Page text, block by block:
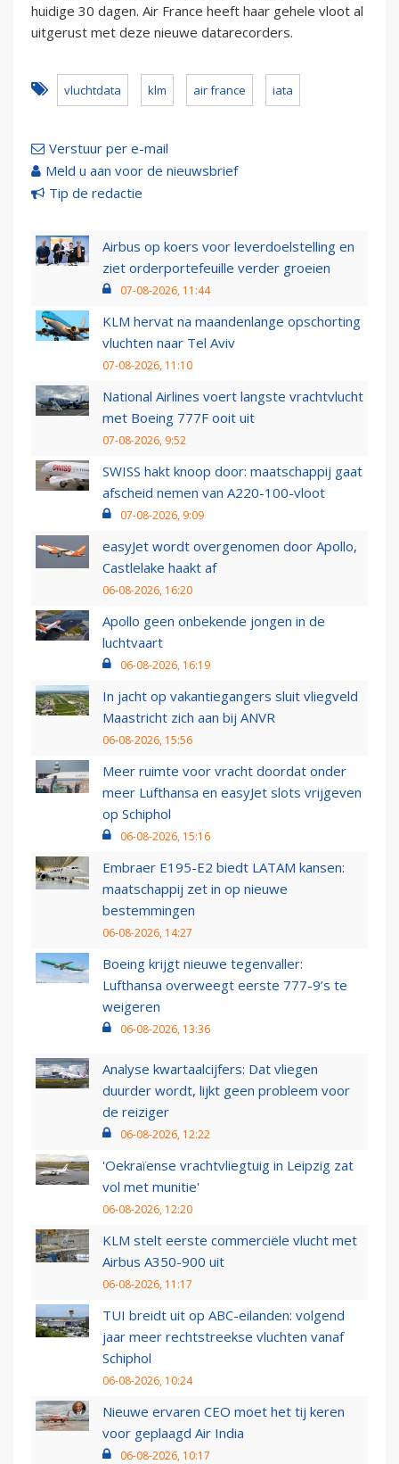
huidige 30 dagen. Air France heeft haar gehele vloot al
uitgerust met deze nieuwe datarecorders.
vluchtdata klm air france iata
Verstuur per e-mail
Meld u aan voor de nieuwsbrief
Tip de redactie
Airbus op koers voor leverdoelstelling en
ziet orderportefeuille verder groeien
07-08-2026, 11:44
KLM hervat na maandenlange opschorting
vluchten naar Tel Aviv
07-08-2026, 11:10
National Airlines voert langste vrachtvlucht
met Boeing 777F ooit uit
07-08-2026, 9:52
SWISS hakt knoop door: maatschappij gaat
afscheid nemen van A220-100-vloot
07-08-2026, 9:09
easyJet wordt overgenomen door Apollo,
Castlelake haakt af
06-08-2026, 16:20
Apollo geen onbekende jongen in de
luchtvaart
06-08-2026, 16:19
In jacht op vakantiegangers sluit vliegveld
Maastricht zich aan bij ANVR
06-08-2026, 15:56
Meer ruimte voor vracht doordat onder
meer Lufthansa en easyJet slots vrijgeven
op Schiphol
06-08-2026, 15:16
Embraer E195-E2 biedt LATAM kansen:
maatschappij zet in op nieuwe
bestemmingen
06-08-2026, 14:27
Boeing krijgt nieuwe tegenvaller:
Lufthansa overweegt eerste 777-9’s te
weigeren
06-08-2026, 13:36
Analyse kwartaalcijfers: Dat vliegen
duurder wordt, lijkt geen probleem voor
de reiziger
06-08-2026, 12:22
'Oekraïense vrachtvliegtuig in Leipzig zat
vol met munitie'
06-08-2026, 12:20
KLM stelt eerste commerciële vlucht met
Airbus A350-900 uit
06-08-2026, 11:17
TUI breidt uit op ABC-eilanden: volgend
jaar meer rechtstreekse vluchten vanaf
Schiphol
06-08-2026, 10:24
Nieuwe ervaren CEO moet het tij keren
voor geplaagd Air India
06-08-2026, 10:17